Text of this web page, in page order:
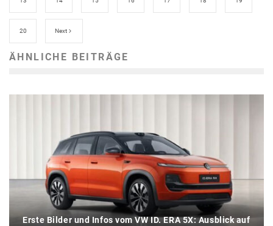
20 Next
ÄHNLICHE BEITRÄGE
Erste Bilder und Infos vom VW ID. ERA 5X: Ausblick auf